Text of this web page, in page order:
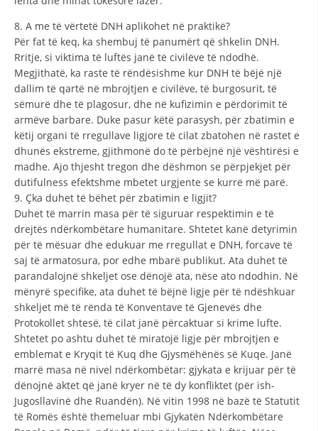
8. A me të vërtetë DNH aplikohet në praktikë?
Për fat të keq, ka shembuj të panumërt që shkelin DNH.
Rritje, si viktima të luftës janë të civilëve të ndodhë.
Megjithatë, ka raste të rëndësishme kur DNH të bëjë një
dallim të qartë në mbrojtjen e civilëve, të burgosurit, të
sëmurë dhe të plagosur, dhe në kufizimin e përdorimit të
armëve barbare. Duke pasur këtë parasysh, për zbatimin e
këtij organi të rregullave ligjore të cilat zbatohen në rastet e
dhunës ekstreme, gjithmonë do të përbëjnë një vështirësi e
madhe. Ajo thjesht tregon dhe dëshmon se përpjekjet për
dutifulness efektshme mbetet urgjente se kurrë më parë.
9. Çka duhet të bëhet për zbatimin e ligjit?
Duhet të marrin masa për të siguruar respektimin e të
drejtës ndërkombëtare humanitare. Shtetet kanë detyrimin
për të mësuar dhe edukuar me rregullat e DNH, forcave të
saj të armatosura, por edhe mbarë publikut. Ata duhet të
parandalojnë shkeljet ose dënojë ata, nëse ato ndodhin. Në
mënyrë specifike, ata duhet të bëjnë ligje për të ndëshkuar
shkeljet më të rënda të Konventave të Gjenevës dhe
Protokollet shtesë, të cilat janë përcaktuar si krime lufte.
Shtetet po ashtu duhet të miratojë ligje për mbrojtjen e
emblemat e Kryqit të Kuq dhe Gjysmëhënës së Kuqe. Janë
marrë masa në nivel ndërkombëtar: gjykata e krijuar për të
dënojnë aktet që janë kryer në të dy konfliktet (për ish-
Jugosllavinë dhe Ruandën). Në vitin 1998 në bazë të Statutit
të Romës është themeluar mbi Gjykatën Ndërkombëtare